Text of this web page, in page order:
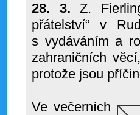
28. 3. Z.
přátelství“ v
s vydáváním a
zahraničních
protože jsou
Ve večerních